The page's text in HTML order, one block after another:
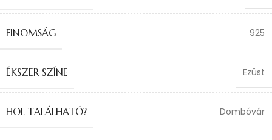
FINOMSÁG 925
ÉKSZER SZÍNE Ezüst
HOL TALÁLHATÓ? Dombóvár